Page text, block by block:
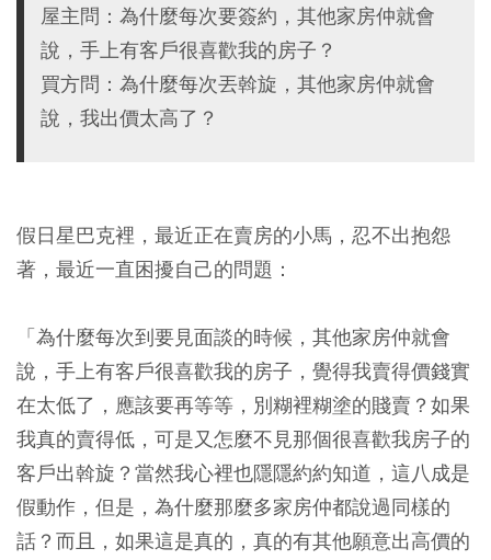
屋主問：為什麼每次要簽約，其他家房仲就會
說，手上有客戶很喜歡我的房子？
買方問：為什麼每次丟斡旋，其他家房仲就會
說，我出價太高了？
假日星巴克裡，最近正在賣房的小馬，忍不出抱怨
著，最近一直困擾自己的問題：
「為什麼每次到要見面談的時候，其他家房仲就會
說，手上有客戶很喜歡我的房子，覺得我賣得價錢實
在太低了，應該要再等等，別糊裡糊塗的賤賣？如果
我真的賣得低，可是又怎麼不見那個很喜歡我房子的
客戶出斡旋？當然我心裡也隱隱約約知道，這八成是
假動作，但是，為什麼那麼多家房仲都說過同樣的
話？而且，如果這是真的，真的有其他願意出高價的